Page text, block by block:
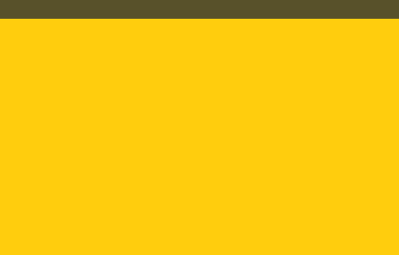
Besuchen Sie uns auf: